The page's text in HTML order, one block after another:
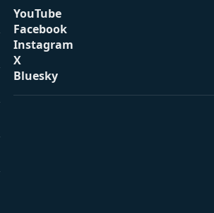
YouTube
Facebook
Instagram
X
Bluesky